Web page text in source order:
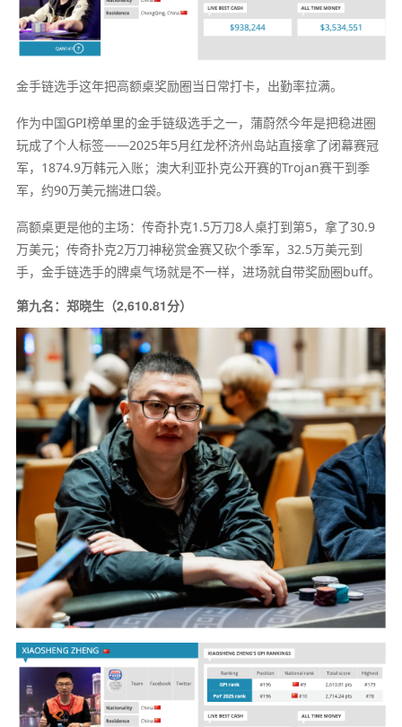
金手链选手这年把高额桌奖励圈当日常打卡，出勤率拉满。
作为中国GPI榜单里的金手链级选手之一，蒲蔚然今年是把稳进圈
玩成了个人标签——2025年5月红龙杯济州岛站直接拿了闭幕赛冠
军，1874.9万韩元入账；澳大利亚扑克公开赛的Trojan赛干到季
军，约90万美元揣进口袋。
高额桌更是他的主场：传奇扑克1.5万刀8人桌打到第5，拿了30.9
万美元；传奇扑克2万刀神秘赏金赛又砍个季军，32.5万美元到
手，金手链选手的牌桌气场就是不一样，进场就自带奖励圈buff。
第九名：郑晓生（2,610.81分）